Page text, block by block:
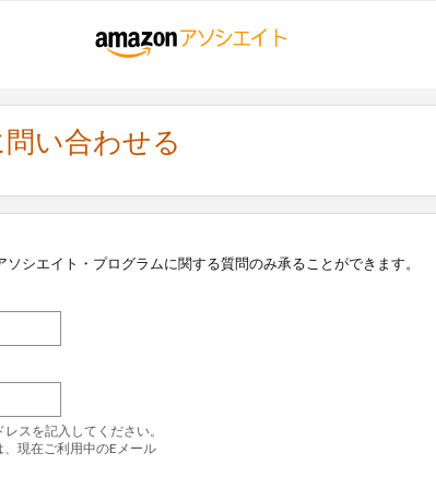
い合わせる
シエイト・プログラムに関する質問のみ承ることができます。
スを記入してください。
現在ご利用中のEメール